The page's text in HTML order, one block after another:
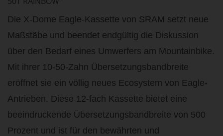
Die X-Dome Eagle-Kassette von SRAM setzt neue
Maßstäbe und beendet endgültig die Diskussion
über den Bedarf eines Umwerfers am Mountainbike.
Mit ihrer 10-50-Zahn Übersetzungsbandbreite
eröffnet sie ein völlig neues Ecosystem von Eagle-
Antrieben. Diese 12-fach Kassette bietet eine
beeindruckende Übersetzungsbandbreite von 500
Prozent und ist für den bewährten und